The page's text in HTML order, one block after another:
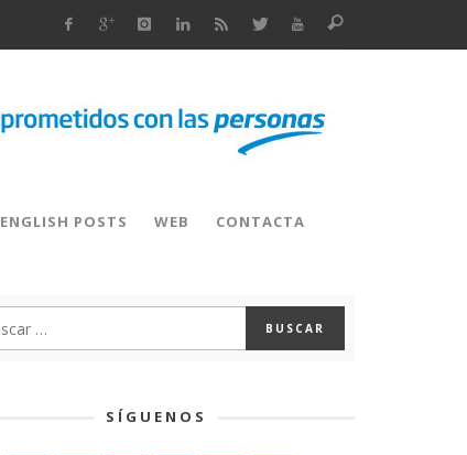
ENGLISH POSTS WEB CONTACTA
SÍGUENOS